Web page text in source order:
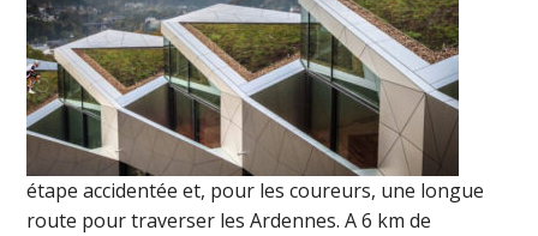
étape accidentée et, pour les coureurs, une longue
route pour traverser les Ardennes. A 6 km de